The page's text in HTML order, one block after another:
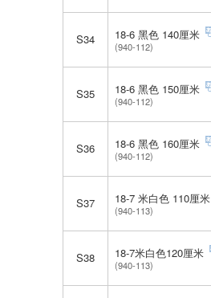
S34 18-6 黑色 140厘米
(940-112)
S35 18-6 黑色 150厘米
(940-112)
S36 18-6 黑色 160厘米
(940-112)
S37 18-7 米白色 110厘米
(940-113)
S38 18-7米白色120厘米
(940-113)